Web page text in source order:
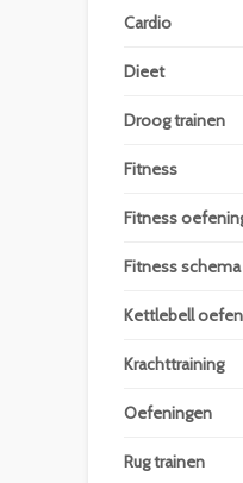
Cardio
Dieet
Droog trainen
Fitness
Fitness
Fitness schema
Kettlebell
Krachttraining
Oefeningen
Rug trainen